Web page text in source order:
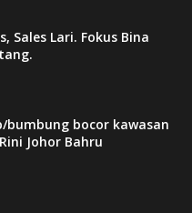
Sales Lari. Fokus Bina
bumbung bocor kawasan
Johor Bahru